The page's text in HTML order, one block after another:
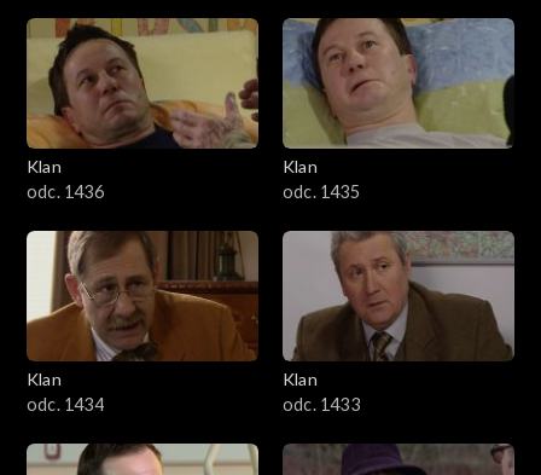
Klan
odc. 1436
Klan
odc. 1435
Klan
odc. 1434
Klan
odc. 1433